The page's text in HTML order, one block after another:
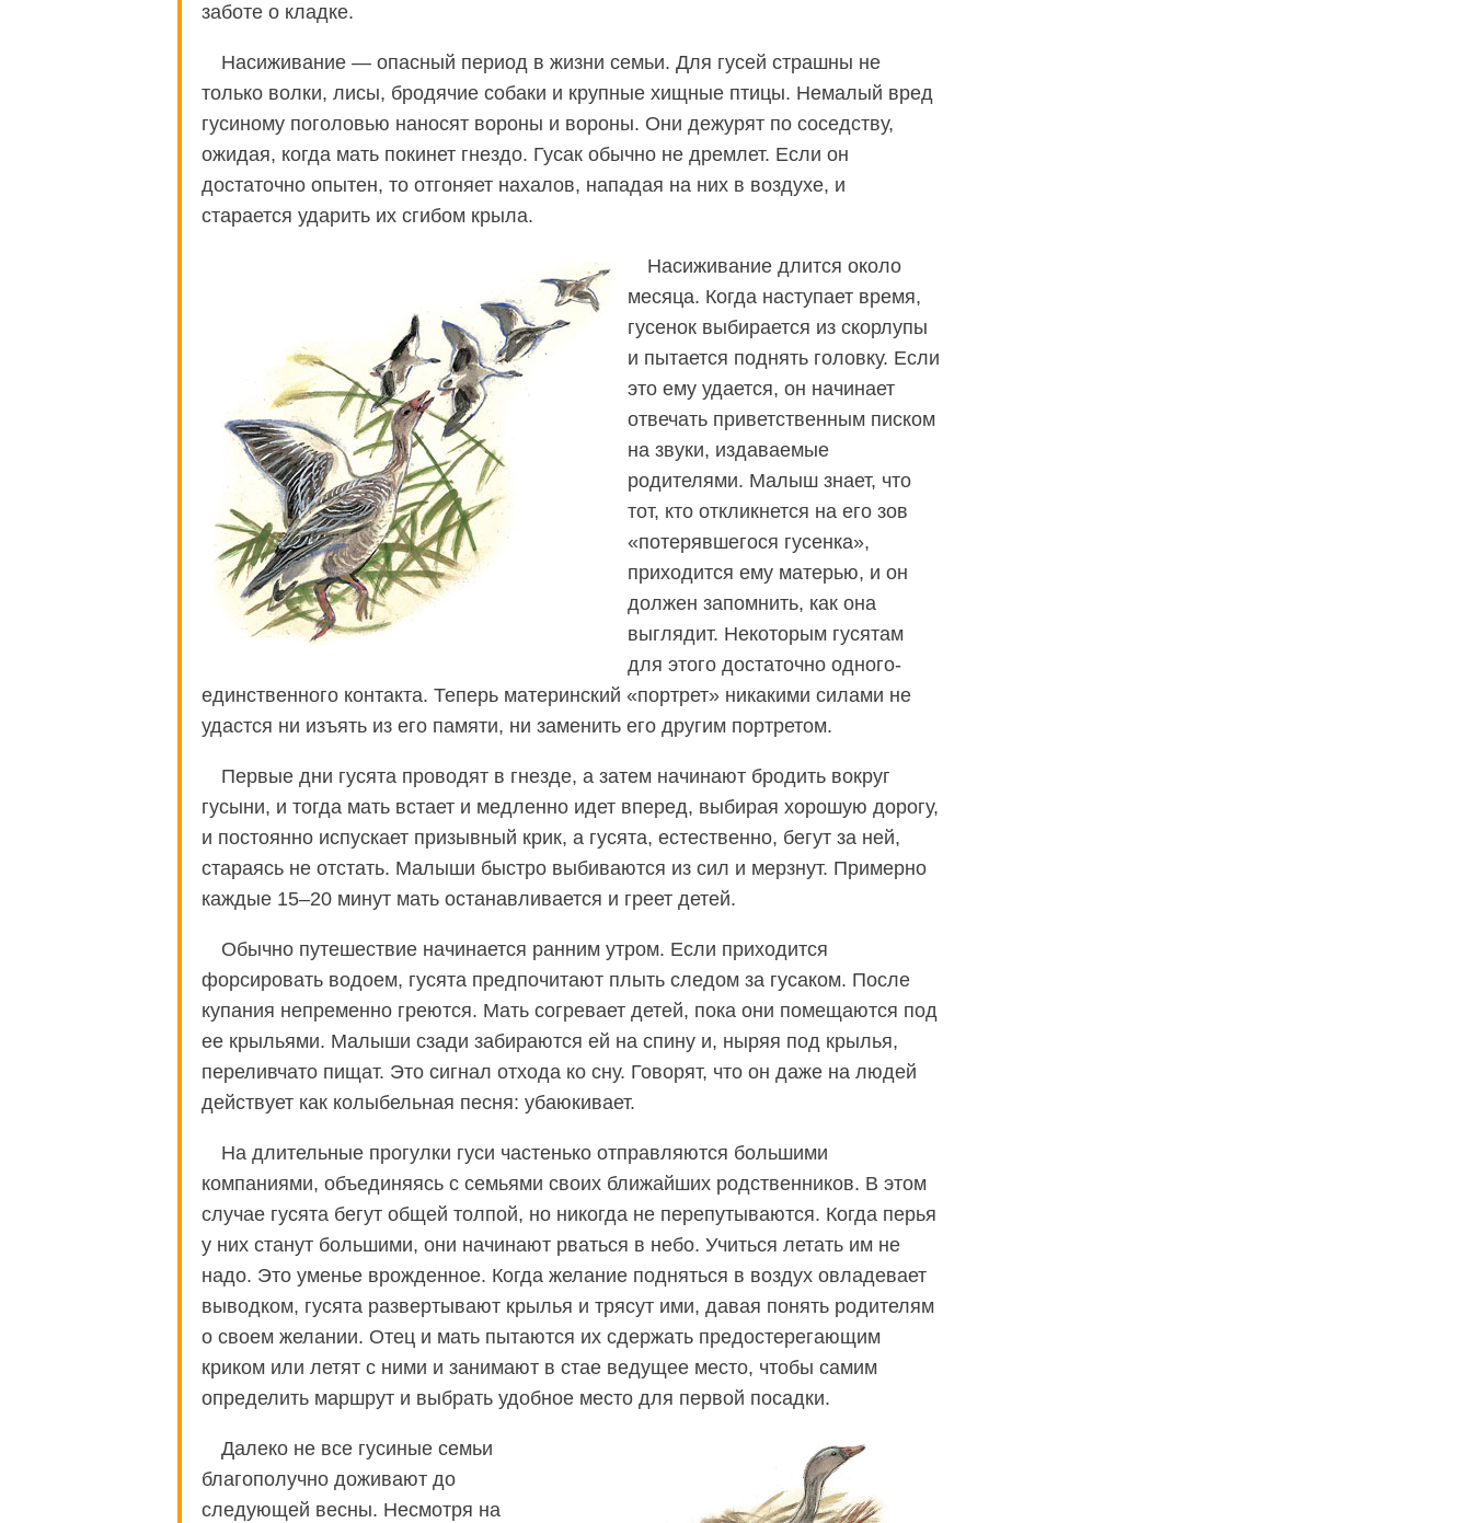
заботе о кладке.
Насиживание — опасный период в жизни семьи. Для гусей страшны не
только волки, лисы, бродячие собаки и крупные хищные птицы. Немалый вред
гусиному поголовью наносят вороны и вороны. Они дежурят по соседству,
ожидая, когда мать покинет гнездо. Гусак обычно не дремлет. Если он
достаточно опытен, то отгоняет нахалов, нападая на них в воздухе, и
старается ударить их сгибом крыла.
Насиживание длится около
месяца. Когда наступает время,
гусенок выбирается из скорлупы
и пытается поднять головку. Если
это ему удается, он начинает
отвечать приветственным писком
на звуки, издаваемые
родителями. Малыш знает, что
тот, кто откликнется на его зов
«потерявшегося гусенка»,
приходится ему матерью, и он
должен запомнить, как она
выглядит. Некоторым гусятам
для этого достаточно одного-
единственного контакта. Теперь материнский «портрет» никакими силами не
удастся ни изъять из его памяти, ни заменить его другим портретом.
Первые дни гусята проводят в гнезде, а затем начинают бродить вокруг
гусыни, и тогда мать встает и медленно идет вперед, выбирая хорошую дорогу,
и постоянно испускает призывный крик, а гусята, естественно, бегут за ней,
стараясь не отстать. Малыши быстро выбиваются из сил и мерзнут. Примерно
каждые 15–20 минут мать останавливается и греет детей.
Обычно путешествие начинается ранним утром. Если приходится
форсировать водоем, гусята предпочитают плыть следом за гусаком. После
купания непременно греются. Мать согревает детей, пока они помещаются под
ее крыльями. Малыши сзади забираются ей на спину и, ныряя под крылья,
переливчато пищат. Это сигнал отхода ко сну. Говорят, что он даже на людей
действует как колыбельная песня: убаюкивает.
На длительные прогулки гуси частенько отправляются большими
компаниями, объединяясь с семьями своих ближайших родственников. В этом
случае гусята бегут общей толпой, но никогда не перепутываются. Когда перья
у них станут большими, они начинают рваться в небо. Учиться летать им не
надо. Это уменье врожденное. Когда желание подняться в воздух овладевает
выводком, гусята развертывают крылья и трясут ими, давая понять родителям
о своем желании. Отец и мать пытаются их сдержать предостерегающим
криком или летят с ними и занимают в стае ведущее место, чтобы самим
определить маршрут и выбрать удобное место для первой посадки.
Далеко не все гусиные семьи
благополучно доживают до
следующей весны. Несмотря на